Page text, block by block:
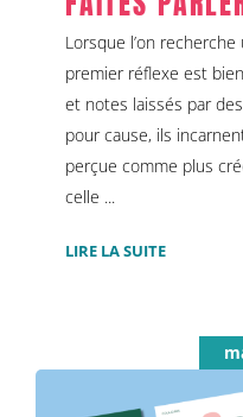
Lorsque l’on
premier réflexe est
et notes laissés par
pour cause, ils
perçue comme plus
celle ...
LIRE LA SUITE